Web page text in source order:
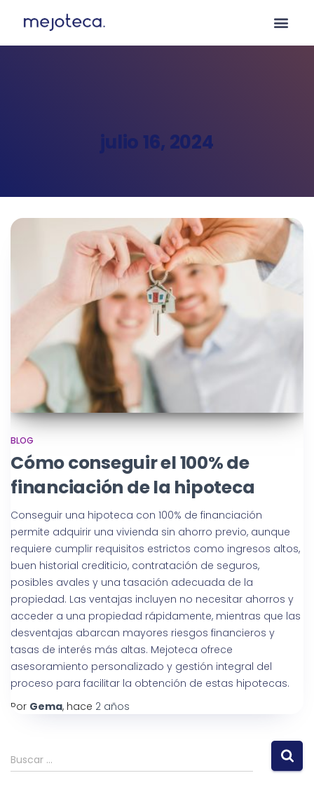
julio 16, 2024
BLOG
Cómo conseguir el 100% de
financiación de la hipoteca
Conseguir una hipoteca con 100% de financiación
permite adquirir una vivienda sin ahorro previo, aunque
requiere cumplir requisitos estrictos como ingresos altos,
buen historial crediticio, contratación de seguros,
posibles avales y una tasación adecuada de la
propiedad. Las ventajas incluyen no necesitar ahorros y
acceder a una propiedad rápidamente, mientras que las
desventajas abarcan mayores riesgos financieros y
tasas de interés más altas. Mejoteca ofrece
asesoramiento personalizado y gestión integral del
proceso para facilitar la obtención de estas hipotecas.
Por Gema, hace 2 años
Buscar …